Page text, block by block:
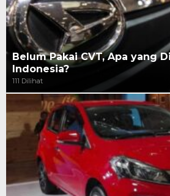
Belum Pakai CVT, Apa yang
Indonesia?
111 Dilihat